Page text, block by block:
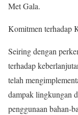
Met Gala.
Komitmen terhadap
Seiring dengan
terhadap
telah
dampak lingkungan
penggunaan bahan-